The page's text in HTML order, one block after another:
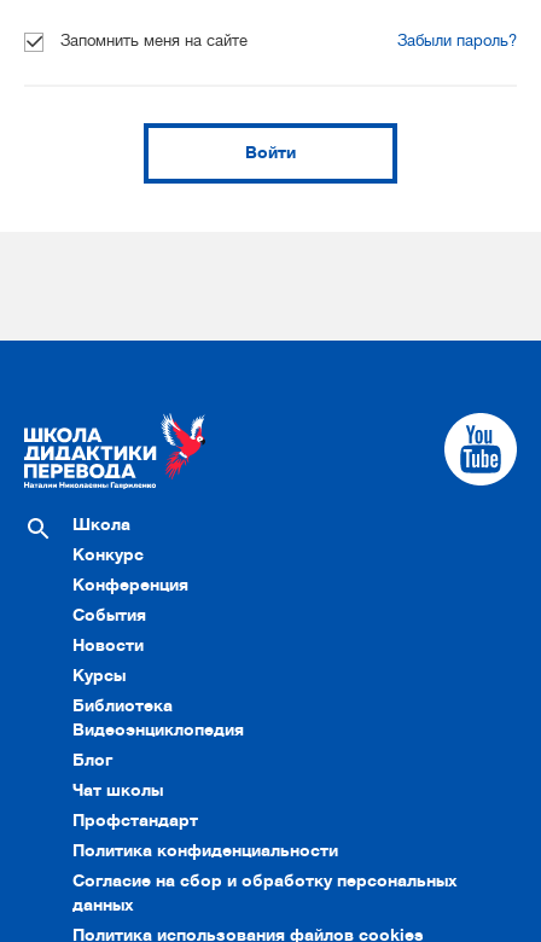
Запомнить меня на сайте Забыли пароль?
Войти
Школа
Конкурс
Конференция
События
Новости
Курсы
Библиотека
Видеоэнциклопедия
Блог
Чат школы
Профстандарт
Политика конфиденциальности
Согласие на сбор и обработку персональных
данных
Политика использования файлов cookies